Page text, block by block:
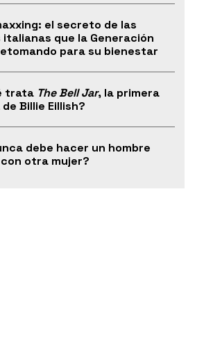
el secreto de las
italianas que la Generación
para su bienestar
trata The Bell Jar, la primera
Billie Eillish?
debe hacer un hombre
otra mujer?